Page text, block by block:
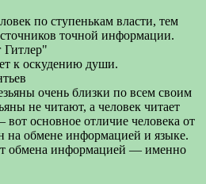
по ступенькам власти, тем
точной информации.
к оскудению души.
очень близки по всем своим
не читают, а человек читает
основное отличие человека от
на обмене информацией и языке.
обмена информацией — именно